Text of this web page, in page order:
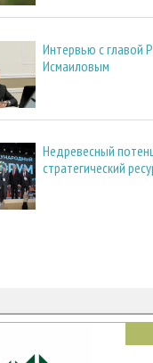
Интервью с главой
Исмаиловым
Недревесный
стратегический